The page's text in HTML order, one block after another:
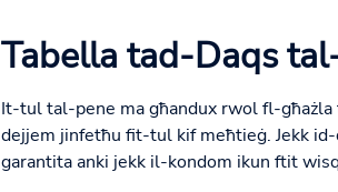
Tabella tad-Daqs
It-tul tal-pene ma għandux rwol fl-
dejjem jinfetħu fit-tul kif meħtieġ. Jekk
garantita anki jekk il-kondom ikun ftit